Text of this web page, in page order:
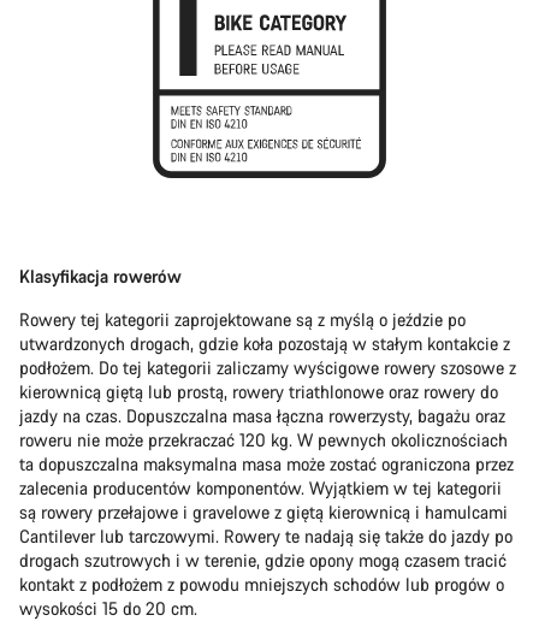
Klasyfikacja rowerów
Rowery tej kategorii zaprojektowane są z myślą o jeździe po
utwardzonych drogach, gdzie koła pozostają w stałym kontakcie z
podłożem. Do tej kategorii zaliczamy wyścigowe rowery szosowe z
kierownicą giętą lub prostą, rowery triathlonowe oraz rowery do
jazdy na czas. Dopuszczalna masa łączna rowerzysty, bagażu oraz
roweru nie może przekraczać 120 kg. W pewnych okolicznościach
ta dopuszczalna maksymalna masa może zostać ograniczona przez
zalecenia producentów komponentów. Wyjątkiem w tej kategorii
są rowery przełajowe i gravelowe z giętą kierownicą i hamulcami
Cantilever lub tarczowymi. Rowery te nadają się także do jazdy po
drogach szutrowych i w terenie, gdzie opony mogą czasem tracić
kontakt z podłożem z powodu mniejszych schodów lub progów o
wysokości 15 do 20 cm.